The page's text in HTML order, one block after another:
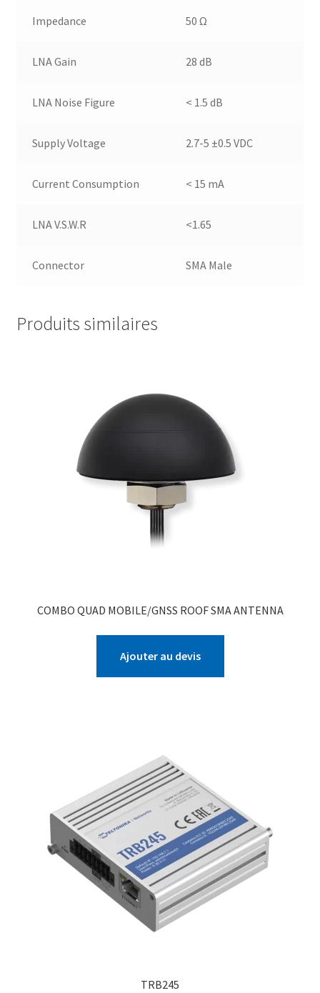
Impedance 50 Ω
LNA Gain 28 dB
LNA Noise Figure < 1.5 dB
Supply Voltage 2.7-5 ±0.5 VDC
Current Consumption < 15 mA
LNA V.S.W.R <1.65
Connector SMA Male
Produits similaires
COMBO QUAD MOBILE/GNSS ROOF SMA ANTENNA
Ajouter au devis
TRB245